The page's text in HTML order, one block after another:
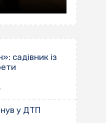
садівник із
у ДТП